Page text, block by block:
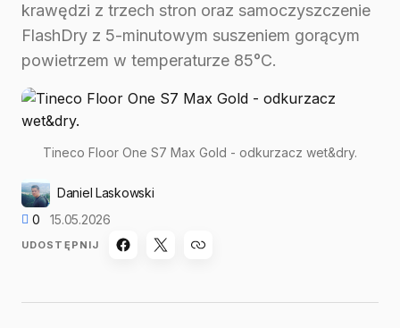
krawędzi z trzech stron oraz samoczyszczenie
FlashDry z 5-minutowym suszeniem gorącym
powietrzem w temperaturze 85°C.
Tineco Floor One S7 Max Gold - odkurzacz wet&dry.
Daniel Laskowski
0
15.05.2026
UDOSTĘPNIJ